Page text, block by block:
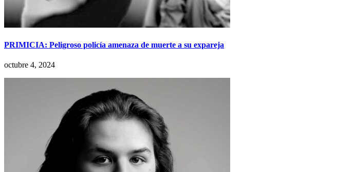
PRIMICIA: Peligroso policía amenaza de muerte a su expareja
octubre 4, 2024